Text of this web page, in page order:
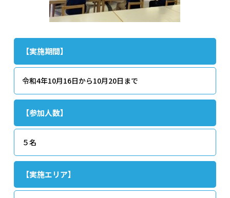
【実施期間】
令和4年10月16日から10月20日まで
【参加人数】
５名
【実施エリア】